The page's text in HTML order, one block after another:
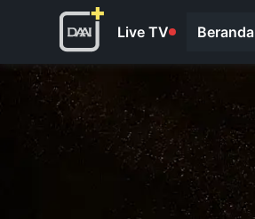
Live TV Beranda